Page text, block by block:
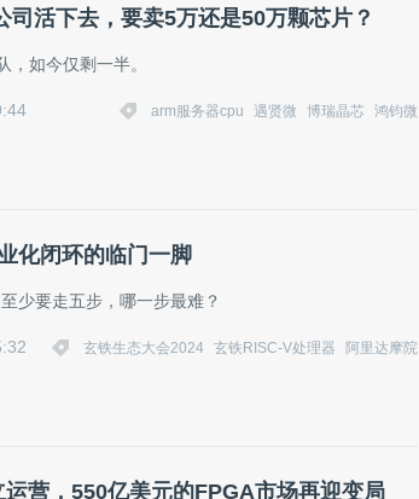
活下去，要卖5万还是50万颗芯片？
，如今仅剩一半。
arm服务器cpu 遇贤微 博瑞晶芯 鸿钧微
化闭环的临门一脚
少要走五步，哪一步最难？
玄铁生态大会2024 玄铁RISC-V处理器 阿里达摩院
营，550亿美元的FPGA市场再迎变局